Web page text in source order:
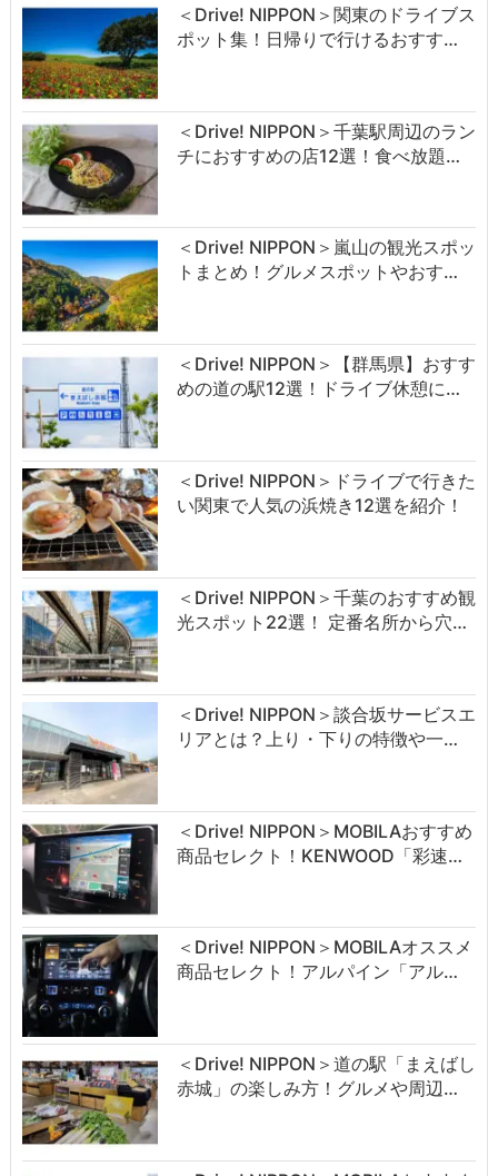
＜Drive! NIPPON＞関東のドライブス
ポット集！日帰りで行けるおすす…
＜Drive! NIPPON＞千葉駅周辺のラン
チにおすすめの店12選！食べ放題…
＜Drive! NIPPON＞嵐山の観光スポッ
トまとめ！グルメスポットやおす…
＜Drive! NIPPON＞【群馬県】おすす
めの道の駅12選！ドライブ休憩に…
＜Drive! NIPPON＞ドライブで行きた
い関東で人気の浜焼き12選を紹介！
＜Drive! NIPPON＞千葉のおすすめ観
光スポット22選！ 定番名所から穴…
＜Drive! NIPPON＞談合坂サービスエ
リアとは？上り・下りの特徴や一…
＜Drive! NIPPON＞MOBILAおすすめ
商品セレクト！KENWOOD「彩速…
＜Drive! NIPPON＞MOBILAオススメ
商品セレクト！アルパイン「アル…
＜Drive! NIPPON＞道の駅「まえばし
赤城」の楽しみ方！グルメや周辺…